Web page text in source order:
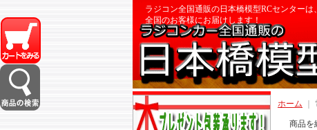
ラジコン全国通販の日本橋模型RCセンター
全国のお客様にお届けします！
ホーム
商品を